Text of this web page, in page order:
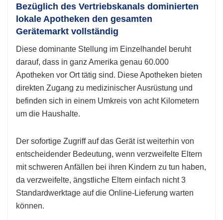
Bezüglich des Vertriebskanals dominierten
lokale Apotheken den gesamten
Gerätemarkt vollständig
Diese dominante Stellung im Einzelhandel beruht
darauf, dass in ganz Amerika genau 60.000
Apotheken vor Ort tätig sind. Diese Apotheken bieten
direkten Zugang zu medizinischer Ausrüstung und
befinden sich in einem Umkreis von acht Kilometern
um die Haushalte.
Der sofortige Zugriff auf das Gerät ist weiterhin von
entscheidender Bedeutung, wenn verzweifelte Eltern
mit schweren Anfällen bei ihren Kindern zu tun haben,
da verzweifelte, ängstliche Eltern einfach nicht 3
Standardwerktage auf die Online-Lieferung warten
können.